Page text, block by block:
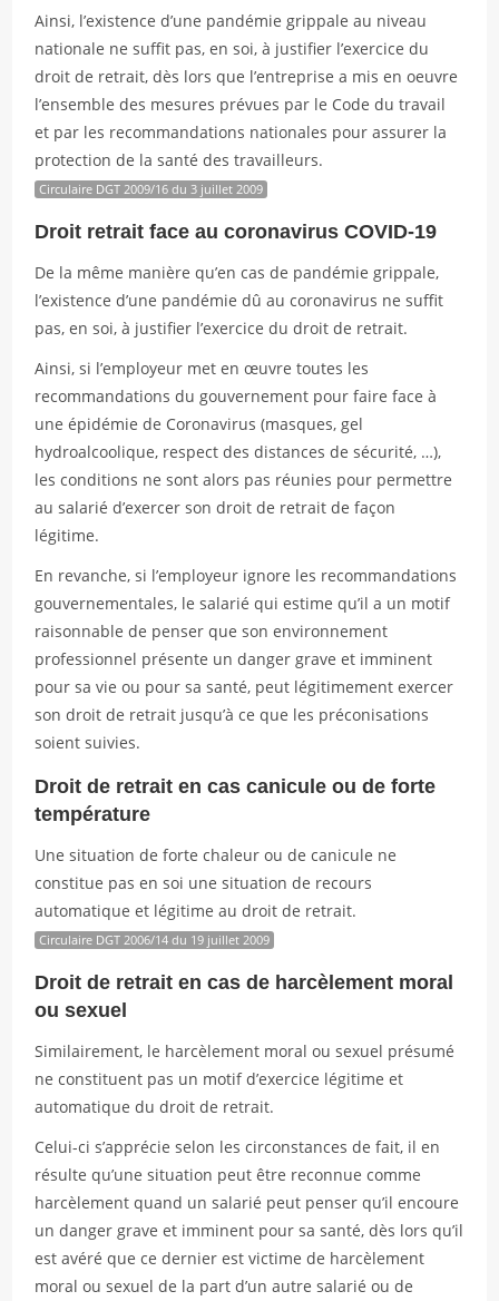
Ainsi, l’existence d’une pandémie grippale au niveau
nationale ne suffit pas, en soi, à justifier l’exercice du
droit de retrait, dès lors que l’entreprise a mis en oeuvre
l’ensemble des mesures prévues par le Code du travail
et par les recommandations nationales pour assurer la
protection de la santé des travailleurs.
Circulaire DGT 2009/16 du 3 juillet 2009
Droit retrait face au coronavirus COVID-19
De la même manière qu’en cas de pandémie grippale,
l’existence d’une pandémie dû au coronavirus ne suffit
pas, en soi, à justifier l’exercice du droit de retrait.
Ainsi, si l’employeur met en œuvre toutes les
recommandations du gouvernement pour faire face à
une épidémie de Coronavirus (masques, gel
hydroalcoolique, respect des distances de sécurité, …),
les conditions ne sont alors pas réunies pour permettre
au salarié d’exercer son droit de retrait de façon
légitime.
En revanche, si l’employeur ignore les recommandations
gouvernementales, le salarié qui estime qu’il a un motif
raisonnable de penser que son environnement
professionnel présente un danger grave et imminent
pour sa vie ou pour sa santé, peut légitimement exercer
son droit de retrait jusqu’à ce que les préconisations
soient suivies.
Droit de retrait en cas canicule ou de forte
température
Une situation de forte chaleur ou de canicule ne
constitue pas en soi une situation de recours
automatique et légitime au droit de retrait.
Circulaire DGT 2006/14 du 19 juillet 2009
Droit de retrait en cas de harcèlement moral
ou sexuel
Similairement, le harcèlement moral ou sexuel présumé
ne constituent pas un motif d’exercice légitime et
automatique du droit de retrait.
Celui-ci s’apprécie selon les circonstances de fait, il en
résulte qu’une situation peut être reconnue comme
harcèlement quand un salarié peut penser qu’il encoure
un danger grave et imminent pour sa santé, dès lors qu’il
est avéré que ce dernier est victime de harcèlement
moral ou sexuel de la part d’un autre salarié ou de